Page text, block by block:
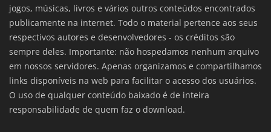
jogos, músicas, livros e vários outros conteúdos encontrados
publicamente na internet. Todo o material pertence aos seus
respectivos autores e desenvolvedores - os créditos são
sempre deles. Importante: não hospedamos nenhum arquivo
em nossos servidores. Apenas organizamos e compartilhamos
links disponíveis na web para facilitar o acesso dos usuários.
O uso de qualquer conteúdo baixado é de inteira
responsabilidade de quem faz o download.